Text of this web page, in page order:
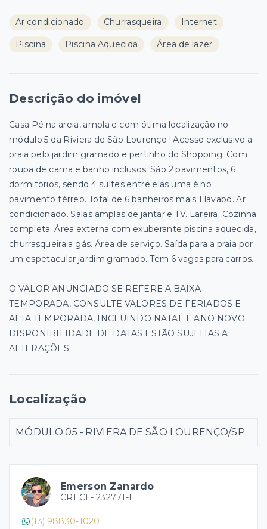
Emerson Zanardo
CRECI - 232771-I
(13) 98830-1020
Ar condicionado Churrasqueira Internet
Piscina Piscina Aquecida Área de lazer
Descrição do imóvel
Casa Pé na areia, ampla e com ótima localização no
módulo 5 da Riviera de São Lourenço ! Acesso exclusivo a
praia pelo jardim gramado e pertinho do Shopping. Com
roupa de cama e banho inclusos. São 2 pavimentos, 6
dormitórios, sendo 4 suítes entre elas uma é no
pavimento térreo. Total de 6 banheiros mais 1 lavabo. Ar
condicionado. Salas amplas de jantar e TV. Lareira. Cozinha
completa. Área externa com exuberante piscina aquecida,
churrasqueira a gás. Área de serviço. Saída para a praia por
um espetacular jardim gramado. Tem 6 vagas para carros.
O VALOR ANUNCIADO SE REFERE A BAIXA
TEMPORADA, CONSULTE VALORES DE FERIADOS E
ALTA TEMPORADA, INCLUINDO NATAL E ANO NOVO.
DISPONIBILIDADE DE DATAS ESTÃO SUJEITAS A
ALTERAÇÕES
Localização
MÓDULO 05 - RIVIERA DE SÃO LOURENÇO/SP